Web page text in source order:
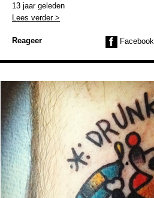
13 jaar geleden
Lees verder >
Reageer Facebook